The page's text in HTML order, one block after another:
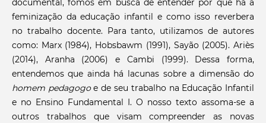
documental, fomos em busca de entender por que há a
feminização da educação infantil e como isso reverbera
no trabalho docente. Para tanto, utilizamos de autores
como: Marx (1984), Hobsbawm (1991), Sayão (2005). Ariès
(2014), Aranha (2006) e Cambi (1999). Dessa forma,
entendemos que ainda há lacunas sobre a dimensão do
homem pedagogoe de seu trabalho na Educação Infantil
e no Ensino Fundamental I. O nosso texto assoma-se a
outros trabalhos que visam compreender as novas